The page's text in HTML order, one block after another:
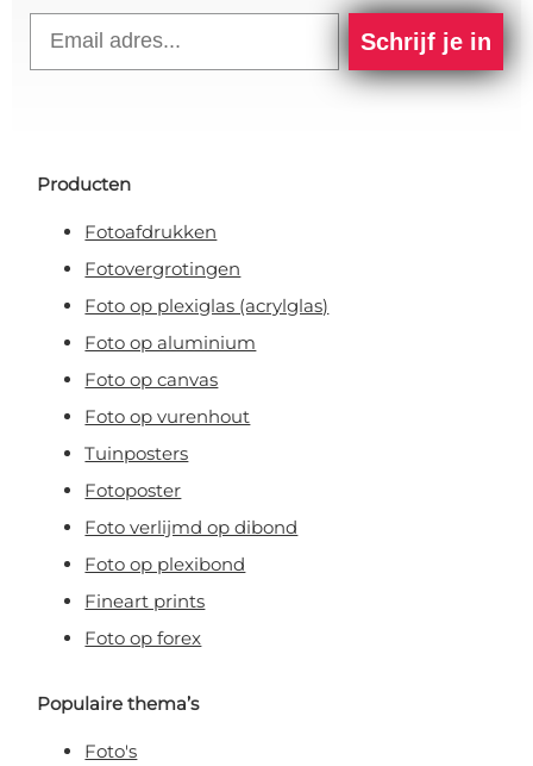
Schrijf je in
Producten
Fotoafdrukken
Fotovergrotingen
Foto op plexiglas (acrylglas)
Foto op aluminium
Foto op canvas
Foto op vurenhout
Tuinposters
Fotoposter
Foto verlijmd op dibond
Foto op plexibond
Fineart prints
Foto op forex
Populaire thema’s
Foto's